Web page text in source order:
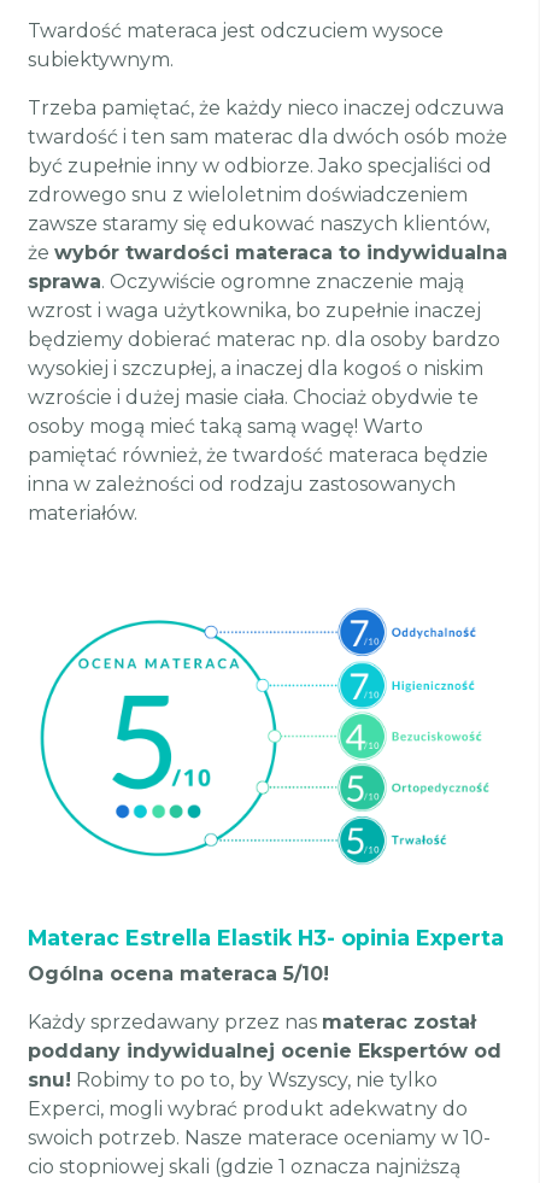
Twardość materaca jest odczuciem wysoce
subiektywnym.
Trzeba pamiętać, że każdy nieco inaczej odczuwa
twardość i ten sam materac dla dwóch osób może
być zupełnie inny w odbiorze. Jako specjaliści od
zdrowego snu z wieloletnim doświadczeniem
zawsze staramy się edukować naszych klientów,
że wybór twardości materaca to indywidualna
sprawa. Oczywiście ogromne znaczenie mają
wzrost i waga użytkownika, bo zupełnie inaczej
będziemy dobierać materac np. dla osoby bardzo
wysokiej i szczupłej, a inaczej dla kogoś o niskim
wzroście i dużej masie ciała. Chociaż obydwie te
osoby mogą mieć taką samą wagę! Warto
pamiętać również, że twardość materaca będzie
inna w zależności od rodzaju zastosowanych
materiałów.
Materac Estrella Elastik H3- opinia Experta
Ogólna ocena materaca 5/10!
Każdy sprzedawany przez nas materac został
poddany indywidualnej ocenie Ekspertów od
snu! Robimy to po to, by Wszyscy, nie tylko
Experci, mogli wybrać produkt adekwatny do
swoich potrzeb. Nasze materace oceniamy w 10-
cio stopniowej skali (gdzie 1 oznacza najniższą